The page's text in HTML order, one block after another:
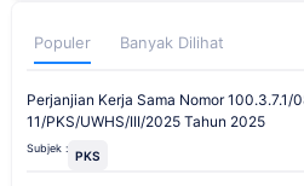
Populer Banyak Dilihat
Perjanjian Kerja Sama Nomor 100.3.7.1/
11/PKS/UWHS/III/2025 Tahun 2025
Subjek : PKS